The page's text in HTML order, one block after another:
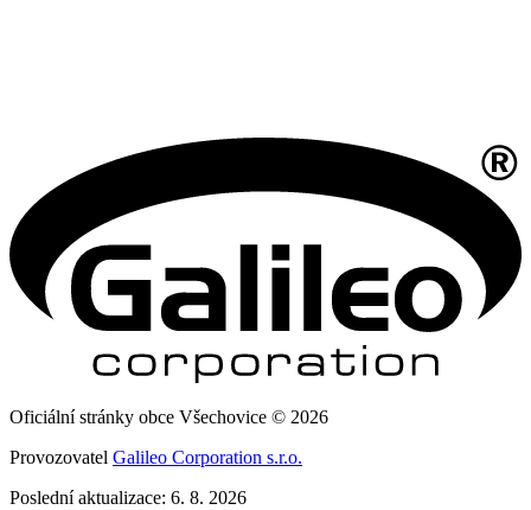
Oficiální stránky obce Všechovice © 2026
Provozovatel Galileo Corporation s.r.o.
Poslední aktualizace: 6. 8. 2026